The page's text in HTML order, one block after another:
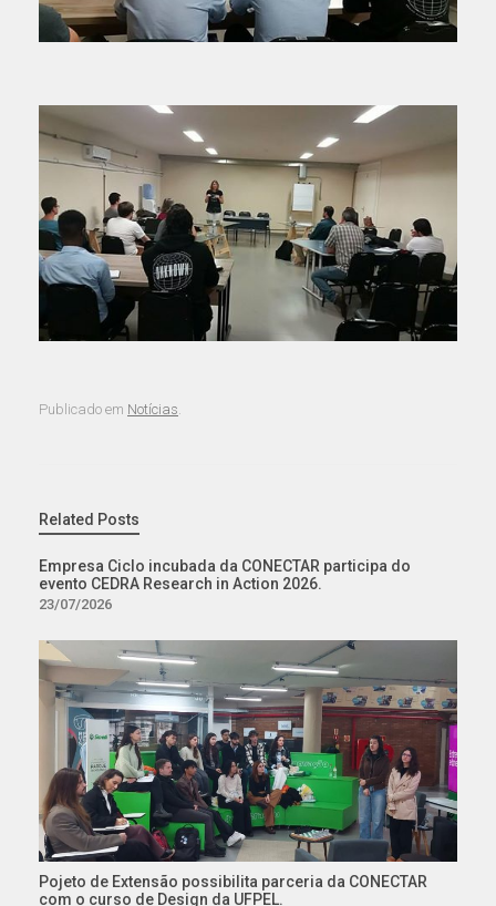
Publicado em Notícias.
Related Posts
Empresa Ciclo incubada da CONECTAR participa do
evento CEDRA Research in Action 2026.
23/07/2026
Pojeto de Extensão possibilita parceria da CONECTAR
com o curso de Design da UFPEL.